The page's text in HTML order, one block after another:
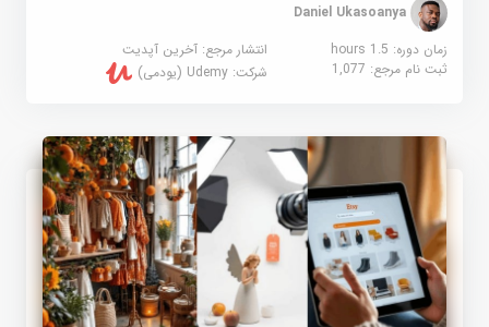
Daniel Ukasoanya
زمان دوره: 1.5 hours
انتشار مرجع:آخرین آپدیت
ثبت نام مرجع:1,077 شرکت:Udemy (یودمی)